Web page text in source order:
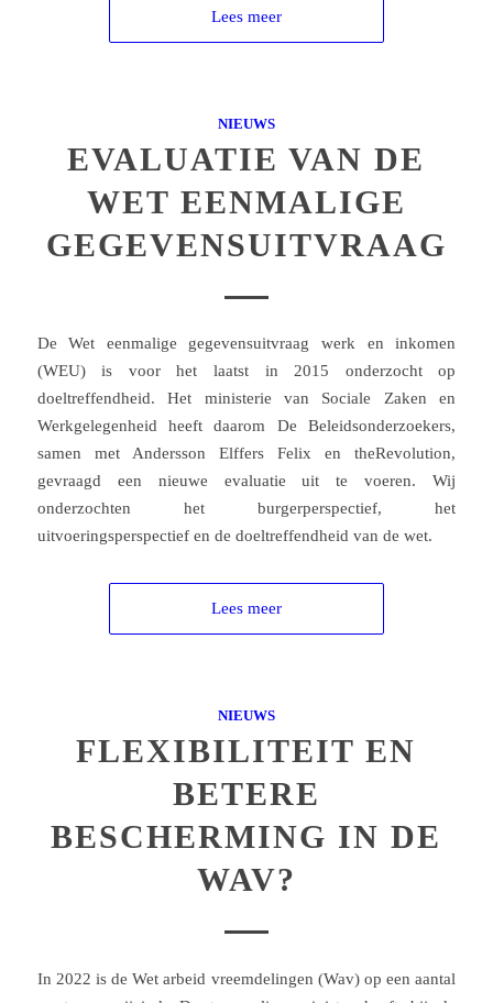
Lees meer
NIEUWS
EVALUATIE VAN DE
WET EENMALIGE
GEGEVENSUITVRAAG
De Wet eenmalige gegevensuitvraag werk en inkomen
(WEU) is voor het laatst in 2015 onderzocht op
doeltreffendheid. Het ministerie van Sociale Zaken en
Werkgelegenheid heeft daarom De Beleidsonderzoekers,
samen met Andersson Elffers Felix en theRevolution,
gevraagd een nieuwe evaluatie uit te voeren. Wij
onderzochten het burgerperspectief, het
uitvoeringsperspectief en de doeltreffendheid van de wet.
Lees meer
NIEUWS
FLEXIBILITEIT EN
BETERE
BESCHERMING IN DE
WAV?
In 2022 is de Wet arbeid vreemdelingen (Wav) op een aantal